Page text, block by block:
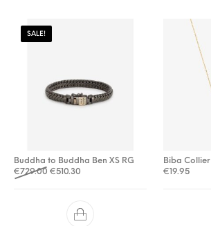
SALE!
Buddha to Buddha Ben XS RG
€729.00 Oorspronkelijke prijs was: €729.00.
€510.30 Huidige prijs is: €510.30.
Biba Collier
€ 19.95